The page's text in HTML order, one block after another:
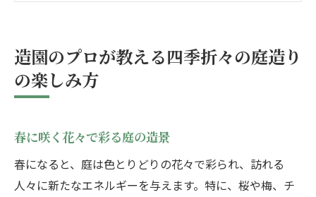
季節を感じる庭のメンテナンス方法
魅力的な庭を造るための植物選びの秘訣
庭のテーマに合わせた植物配置
病害虫に強い植物の選び方
色彩豊かな庭を作るための花選び
造園のプロが教える四季折々の庭造り
の楽しみ方
春に咲く花々で彩る庭の造景
春になると、庭は色とりどりの花々で彩られ、訪れる
人々に新たなエネルギーを与えます。特に、桜や梅、チ